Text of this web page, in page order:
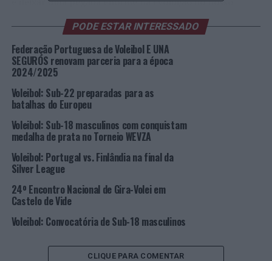
Voleibol feminino “, salientou Hugo Silva.
Este debate virá no seguimento de um inquérito que a
ANTV lançou há já alguns dias – subordinado ao tema
«Voleibol Feminino – Quantidade é sinónimo de
qualidade?» – e cujos resultados serão apresentados e
debatidos no decorrer da Mesa Redonda.
Hugo Silva e Beatriz Santos fazem parte de um painel de
especialistas em Voleibol feminino que inclui, ainda, Ana
Paulo, antiga capitã da Seleção Nacional, e João Pedro
Vieira, treinador no GC Vilacondense, entre outras
personalidades ligadas à modalidade.
TÓPICOS RELACIONADOS: DESTAQUE
MESA REDONDA
PODE ESTAR INTERESSADO
Federação Portuguesa de Voleibol E UNA
SEGUROS renovam parceria para a época
2024/2025
Voleibol: Sub-22 preparadas para as
batalhas do Europeu
Voleibol: Sub-18 masculinos com conquistam
medalha de prata no Torneio WEVZA
Voleibol: Portugal vs. Finlândia na final da
Silver League
24º Encontro Nacional de Gira-Volei em
Castelo de Vide
Voleibol: Convocatória de Sub-18 masculinos
CLIQUE PARA COMENTAR